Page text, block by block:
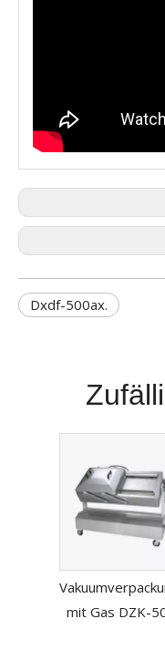
Dxdf-500ax.
mit Gas DZK-